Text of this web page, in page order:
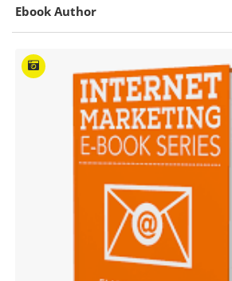
Ebook Author